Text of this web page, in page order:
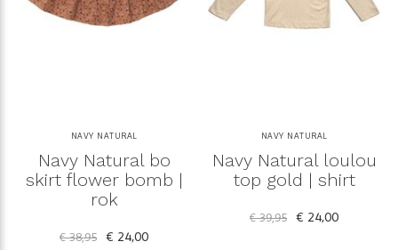
NAVY NATURAL
Navy Natural bo
skirt flower bomb |
rok
€ 38,95 € 24,00
NAVY NATURAL
Navy Natural loulou
top gold | shirt
€ 39,95 € 24,00